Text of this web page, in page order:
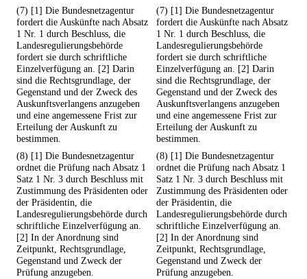
(7) [1] Die Bundesnetzagentur
fordert die Auskünfte nach Absatz
1 Nr. 1 durch Beschluss, die
Landesregulierungsbehörde
fordert sie durch schriftliche
Einzelverfügung an. [2] Darin
sind die Rechtsgrundlage, der
Gegenstand und der Zweck des
Auskunftsverlangens anzugeben
und eine angemessene Frist zur
Erteilung der Auskunft zu
bestimmen.
(7) [1] Die Bundesnetzagentur
fordert die Auskünfte nach Absatz
1 Nr. 1 durch Beschluss, die
Landesregulierungsbehörde
fordert sie durch schriftliche
Einzelverfügung an. [2] Darin
sind die Rechtsgrundlage, der
Gegenstand und der Zweck des
Auskunftsverlangens anzugeben
und eine angemessene Frist zur
Erteilung der Auskunft zu
bestimmen.
(8) [1] Die Bundesnetzagentur
ordnet die Prüfung nach Absatz 1
Satz 1 Nr. 3 durch Beschluss mit
Zustimmung des Präsidenten oder
der Präsidentin, die
Landesregulierungsbehörde durch
schriftliche Einzelverfügung an.
[2] In der Anordnung sind
Zeitpunkt, Rechtsgrundlage,
Gegenstand und Zweck der
Prüfung anzugeben.
(8) [1] Die Bundesnetzagentur
ordnet die Prüfung nach Absatz 1
Satz 1 Nr. 3 durch Beschluss mit
Zustimmung des Präsidenten oder
der Präsidentin, die
Landesregulierungsbehörde durch
schriftliche Einzelverfügung an.
[2] In der Anordnung sind
Zeitpunkt, Rechtsgrundlage,
Gegenstand und Zweck der
Prüfung anzugeben.